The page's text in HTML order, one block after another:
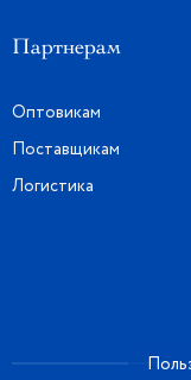
Партнерам
Оптовикам
Поставщикам
Логистика